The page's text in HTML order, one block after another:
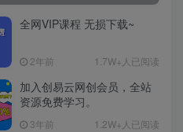
全网VIP课程 无损下载~
2年前 1.7W+人已阅读
加入创易云网创会员，全站
资源免费学习。
3年前 1.2W+人已阅读